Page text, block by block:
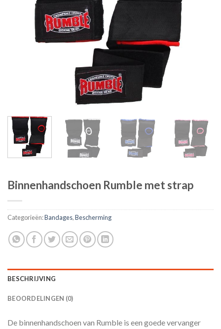
Binnenhandschoen Rumble met strap
Categorieën:Bandages,Bescherming
BESCHRIJVING
BEOORDELINGEN (0)
De binnenhandschoen van Rumble is een goede vervanger